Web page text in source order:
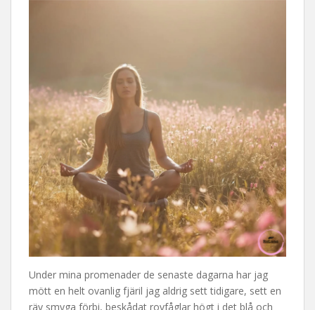
Under mina promenader de senaste dagarna har jag
mött en helt ovanlig fjäril jag aldrig sett tidigare, sett en
räv smyga förbi, beskådat rovfåglar högt i det blå och